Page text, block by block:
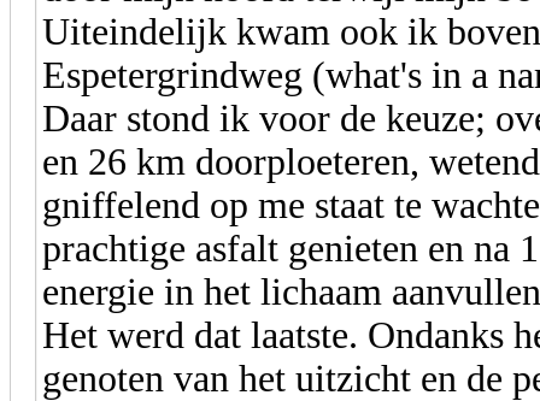
Uiteindelijk kwam ook ik
Espetergrindweg (what's in a
Daar stond ik voor de keuze;
en 26 km doorploeteren,
gniffelend op me staat te
prachtige asfalt genieten en na
energie in het lichaam
Het werd dat laatste. Ondanks
genoten van het uitzicht en de